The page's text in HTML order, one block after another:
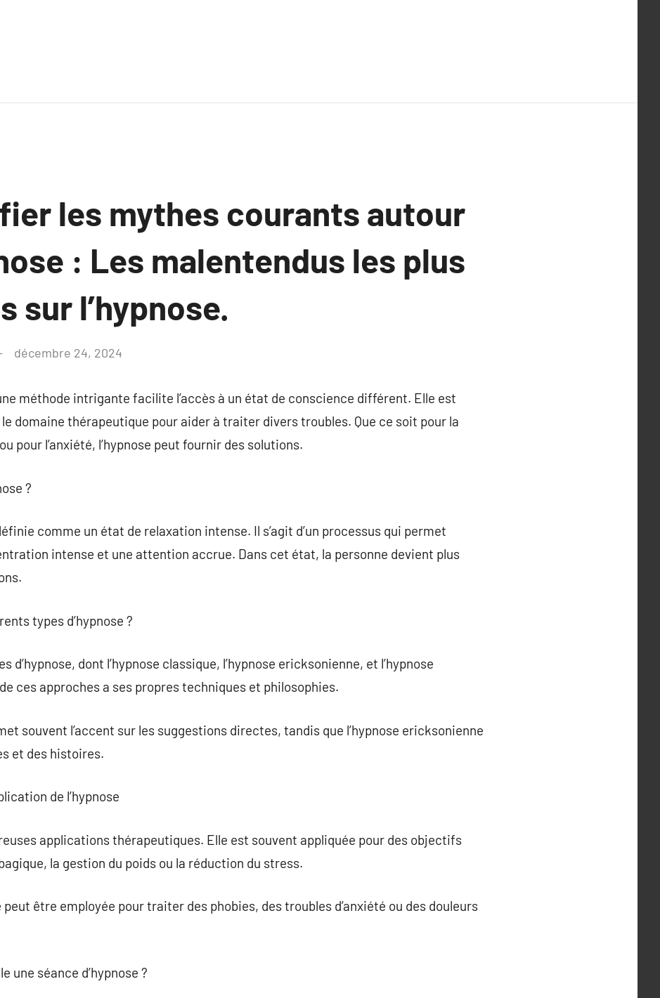
les mythes courants autour
: Les malentendus les plus
sur l’hypnose.
décembre 24, 2024
méthode intrigante facilite l’accès à un état de conscience différent. Elle est
domaine thérapeutique pour aider à traiter divers troubles. Que ce soit pour la
pour l’anxiété, l’hypnose peut fournir des solutions.
?
comme un état de relaxation intense. Il s’agit d’un processus qui permet
intense et une attention accrue. Dans cet état, la personne devient plus
types d’hypnose ?
d’hypnose, dont l’hypnose classique, l’hypnose ericksonienne, et l’hypnose
ces approches a ses propres techniques et philosophies.
souvent l’accent sur les suggestions directes, tandis que l’hypnose ericksonienne
et des histoires.
de l’hypnose
applications thérapeutiques. Elle est souvent appliquée pour des objectifs
la gestion du poids ou la réduction du stress.
peut être employée pour traiter des phobies, des troubles d’anxiété ou des douleurs
une séance d’hypnose ?